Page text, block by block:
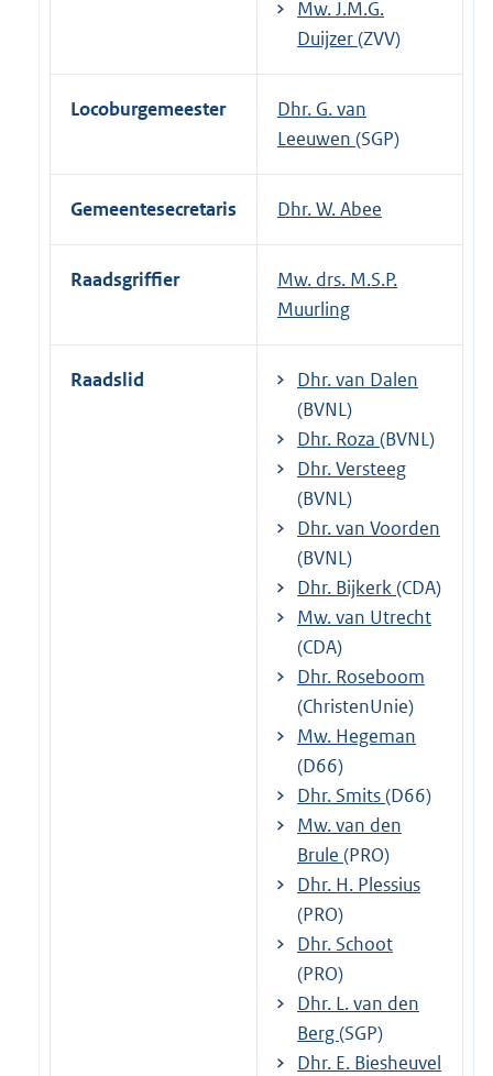
Mw. J.M.G.
Duijzer(ZVV)
Locoburgemeester
Dhr. G. van
Leeuwen (SGP)
Gemeentesecretaris Dhr. W. Abee
Raadsgriffier
Mw. drs. M.S.P.
Muurling
Raadslid
Dhr. van Dalen
(BVNL)
Dhr. Roza (BVNL)
Dhr. Versteeg
(BVNL)
Dhr. van Voorden
(BVNL)
Dhr. Bijkerk(CDA)
Mw. van Utrecht
(CDA)
Dhr. Roseboom
(ChristenUnie)
Mw. Hegeman
(D66)
Dhr. Smits(D66)
Mw. van den
Brule (PRO)
Dhr. H. Plessius
(PRO)
Dhr. Schoot
(PRO)
Dhr. L. van den
Berg(SGP)
Dhr. E. Biesheuvel